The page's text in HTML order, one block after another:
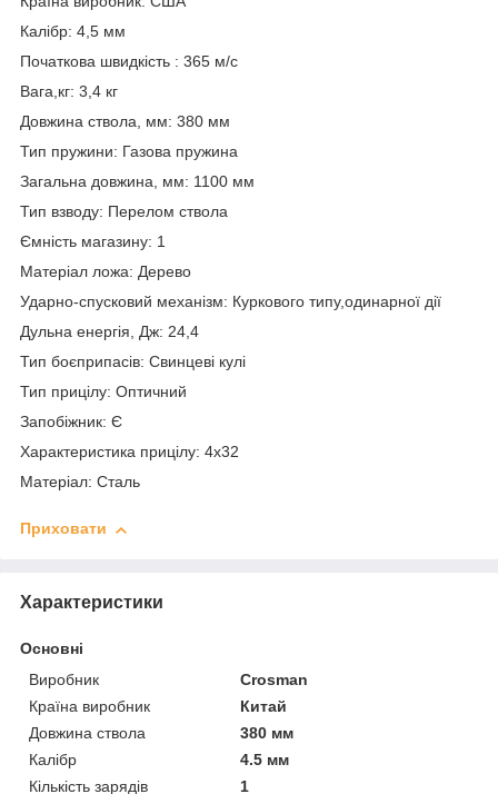
Калібр: 4,5 мм
Початкова швидкість : 365 м/с
Вага,кг: 3,4 кг
Довжина ствола, мм: 380 мм
Тип пружини: Газова пружина
Загальна довжина, мм: 1100 мм
Тип взводу: Перелом ствола
Ємність магазину: 1
Матеріал ложа: Дерево
Ударно-спусковий механізм: Куркового типу,одинарної дії
Дульна енергія, Дж: 24,4
Тип боєприпасів: Свинцеві кулі
Тип прицілу: Оптичний
Запобіжник: Є
Характеристика прицілу: 4x32
Матеріал: Сталь
Приховати
Характеристики
Основні
Виробник
Crosman
Країна виробник
Китай
Довжина ствола
380 мм
Калібр
4.5 мм
Кількість зарядів
1